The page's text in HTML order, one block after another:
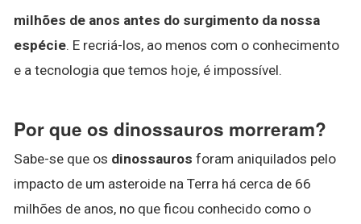
milhões de anos antes do surgimento da nossa
espécie. E recriá-los, ao menos com o conhecimento
e a tecnologia que temos hoje, é impossível.
Por que os dinossauros morreram?
Sabe-se que os dinossauros foram aniquilados pelo
impacto de um asteroide na Terra há cerca de 66
milhões de anos, no que ficou conhecido como o